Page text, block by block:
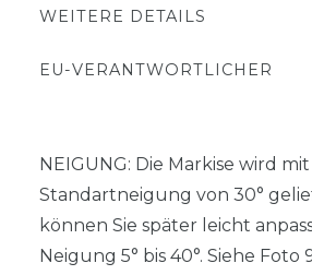
WEITERE DETAILS
EU-VERANTWORTLICHER
NEIGUNG: Die Markise wird
Standartneigung von 30°
können Sie später leicht
Neigung 5° bis 40°. Siehe Foto